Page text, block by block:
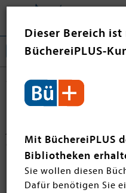
Dieser Bereich
BüchereiPLUS-
Mit BüchereiPLUS
Bibliotheken
Sie wollen diesen
Dafür benötigen Sie
Wieso?
die zahlreichen Fragen
nimmt sie mit auf eine
Das einzigartige
recherchierte